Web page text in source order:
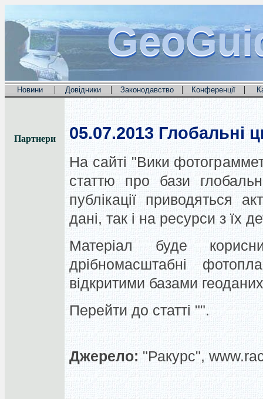
Новини | Довідники | Законодавство | Конференції |
Партнери 05.07.2013 Глобальні
На сайті "Вики
статтю про бази
публікації приводяться
дані, так і на ресурси з їх
Матеріал буде
дрібномасштабні
відкритими базами
Перейти до статті "".
Джерело: "Ракурс",